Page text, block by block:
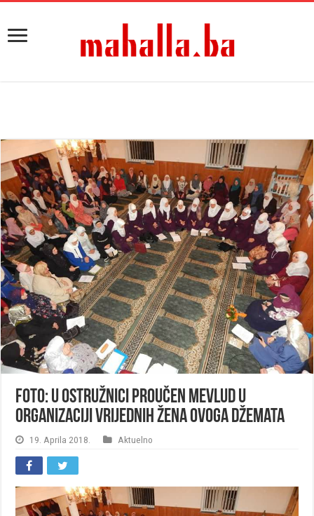
FOTO: U Ostružnici proučen mevlud u
organizaciji vrijednih žena ovoga džemata
19. Aprila 2018. Aktuelno